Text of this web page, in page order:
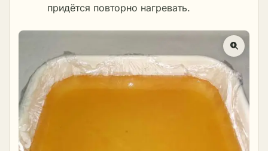
придётся повторно нагревать.